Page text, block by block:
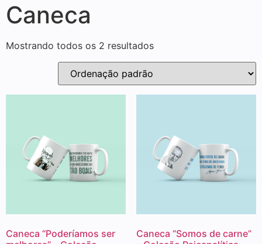
Caneca
Mostrando todos os 2 resultados
Caneca “Poderíamos ser
Caneca “Somos de carne”